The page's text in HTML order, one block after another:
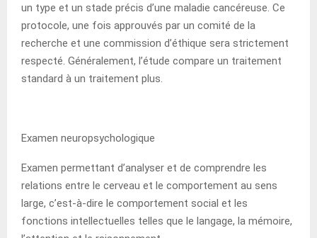
un type et un stade précis d’une maladie cancéreuse. Ce
protocole, une fois approuvés par un comité de la
recherche et une commission d’éthique sera strictement
respecté. Généralement, l’étude compare un traitement
standard à un traitement plus.
Examen neuropsychologique
Examen permettant d’analyser et de comprendre les
relations entre le cerveau et le comportement au sens
large, c’est-à-dire le comportement social et les
fonctions intellectuelles telles que le langage, la mémoire,